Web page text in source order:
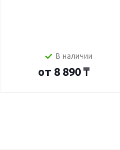
В наличии
от 8 890 ₸